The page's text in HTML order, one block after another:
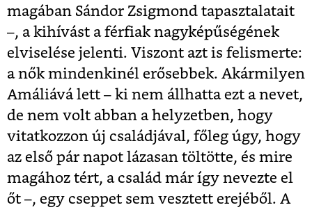
magában Sándor Zsigmond tapasztalatait
–, a kihívást a férfiak nagyképűségének
elviselése jelenti. Viszont azt is felismerte:
a nők mindenkinél erősebbek. Akármilyen
Amáliává lett – ki nem állhatta ezt a nevet,
de nem volt abban a helyzetben, hogy
vitatkozzon új családjával, főleg úgy, hogy
az első pár napot lázasan töltötte, és mire
magához tért, a család már így nevezte el
őt –, egy cseppet sem vesztett erejéből. A